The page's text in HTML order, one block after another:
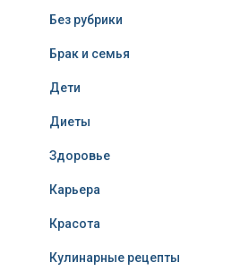
Без рубрики
Брак и семья
Дети
Диеты
Здоровье
Карьера
Красота
Кулинарные рецепты